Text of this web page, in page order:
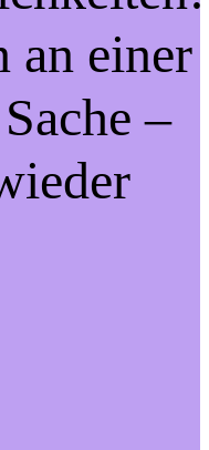
an einer
–